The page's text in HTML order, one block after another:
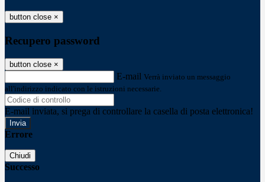
button close ×
Recupero password
button close ×
E-mail Verrà inviato un messaggio
all'indirizzo indicato con le istruzioni necessarie.
E-mail inviata, si prega di controllare la casella di posta elettronica!
Errore
Chiudi
Successo